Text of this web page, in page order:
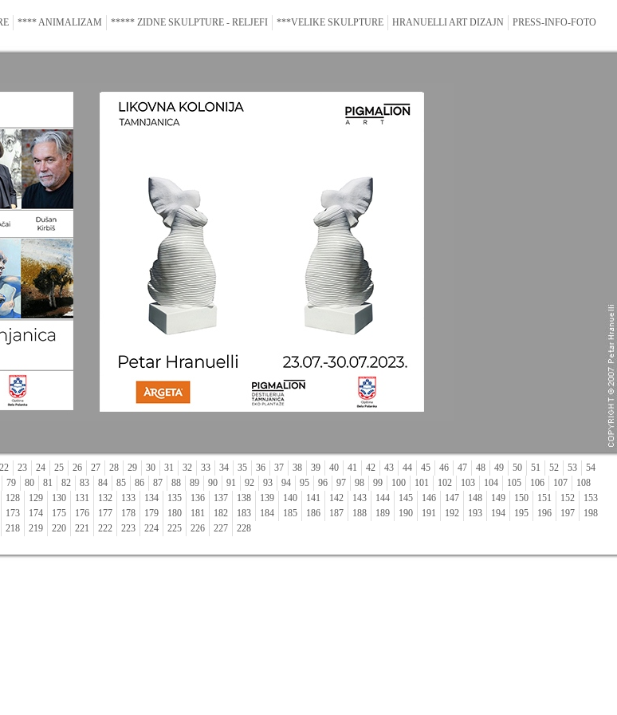
**** ANIMALIZAM ***** ZIDNE SKULPTURE - RELJEFI ***VELIKE SKULPTURE HRANUELLI ART DIZAJN
PRESS-INFO-FOTO
22 23 24 25 26 27 28 29 30 31 32 33 34 35 36 37 38 39 40 41 42 43 44 45 46 47 48 49 50 51 52 53
54
79 80 81 82 83 84 85 86 87 88 89 90 91 92 93 94 95 96 97 98 99 100 101 102 103 104 105 106 107
108
128 129 130 131 132 133 134 135 136 137 138 139 140 141 142 143 144 145 146 147 148 149 150 151 152
153
173 174 175 176 177 178 179 180 181 182 183 184 185 186 187 188 189 190 191 192 193 194 195 196 197
198
218 219 220 221 222 223 224 225 226 227 228